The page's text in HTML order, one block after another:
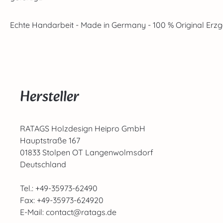
Echte Handarbeit - Made in Germany - 100 % Original
Hersteller
RATAGS Holzdesign Heipro GmbH
Hauptstraße 167
01833 Stolpen OT Langenwolmsdorf
Deutschland
Tel.: +49-35973-62490
Fax: +49-35973-624920
E-Mail: contact@ratags.de